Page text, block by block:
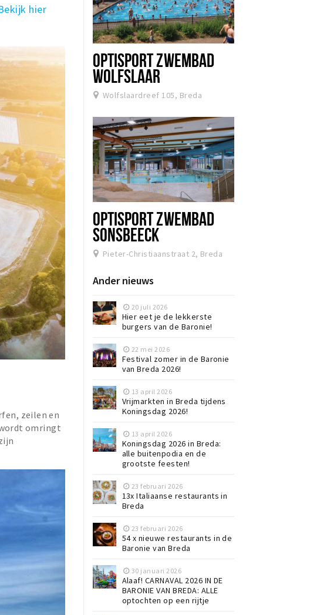
hier
zeilen en
omringt
OPTISPORT ZWEMBAD
WOLFSLAAR
Wolfslaardreef 105, Breda
OPTISPORT ZWEMBAD
SONSBEECK
Pieter-Christiaanstraat 2, Breda
Ander nieuws
20 juli 2026
Hier eet je de lekkerste
burgers van de Baronie!
22 mei 2026
Festival zomer in de Baronie
van Breda 2026!
13 april 2026
Vrijmarkten in Breda tijdens
Koningsdag 2026!
13 april 2026
Koningsdag 2026 in Breda:
alle buitenpodia en de
grootste feesten!
23 februari 2026
13x Italiaanse restaurants in
Breda
23 februari 2026
54 x nieuwe restaurants in de
Baronie van Breda
30 januari 2026
Alaaf! CARNAVAL 2026 IN DE
BARONIE VAN BREDA: ALLE
optochten op een rijtje